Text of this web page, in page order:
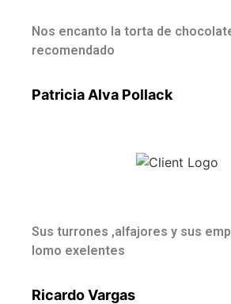
Nos encanto la torta de
recomendado
Patricia Alva Pollack
Sus turrones ,alfajores y sus
lomo exelentes
Ricardo Vargas